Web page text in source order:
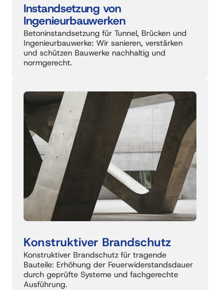
Instandsetzung
von
Ingenieurbauwerken
Betoninstandsetzung für Tunnel, Brücken und
Ingenieurbauwerke: Wir sanieren, verstärken
und schützen Bauwerke nachhaltig und
Konstruktiver Brandschutz
Konstruktiver Brandschutz für tragende
Bauteile: Erhöhung der Feuerwiderstandsdauer
durch geprüfte Systeme und fachgerechte
Ausführung.